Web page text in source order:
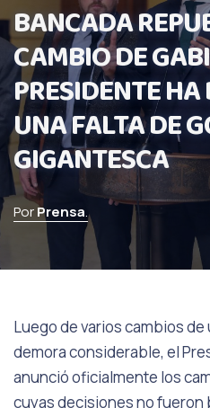
BANCADA
CAMBIO DE
PRESIDENTE
UNA FALTA DE
GIGANTESCA
PorPrensa.
Luego de varios cambios
demora considerable, el
anunció oficialmente los
cuyas decisiones no fueron